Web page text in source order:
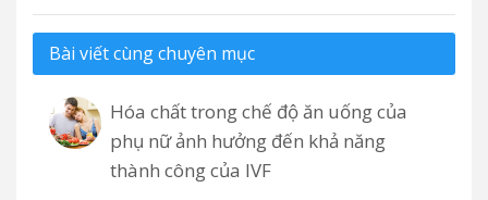
Bài viết cùng chuyên mục
Hóa chất trong chế độ ăn uống của
phụ nữ ảnh hưởng đến khả năng
thành công của IVF